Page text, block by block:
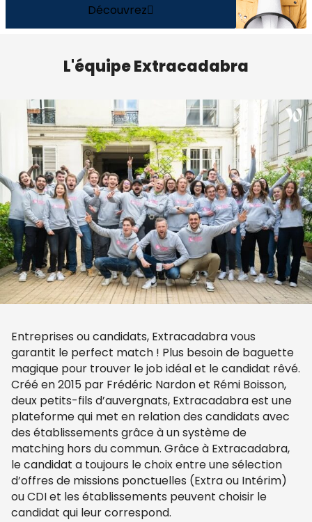
Découvrez
L'équipe Extracadabra
Entreprises ou candidats, Extracadabra vous
garantit le perfect match ! Plus besoin de baguette
magique pour trouver le job idéal et le candidat rêvé.
Créé en 2015 par Frédéric Nardon et Rémi Boisson,
deux petits-fils d’auvergnats, Extracadabra est une
plateforme qui met en relation des candidats avec
des établissements grâce à un système de
matching hors du commun. Grâce à Extracadabra,
le candidat a toujours le choix entre une sélection
d’offres de missions ponctuelles (Extra ou Intérim)
ou CDI et les établissements peuvent choisir le
candidat qui leur correspond.